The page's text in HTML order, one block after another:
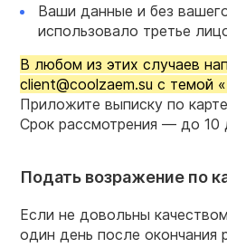
Ваши данные и без
использовало третье
В любом из этих случаев
client@coolzaem.su с темой
Приложите выписку по
Срок рассмотрения — до 10
Подать возражение по
Если не довольны
один день после окончания